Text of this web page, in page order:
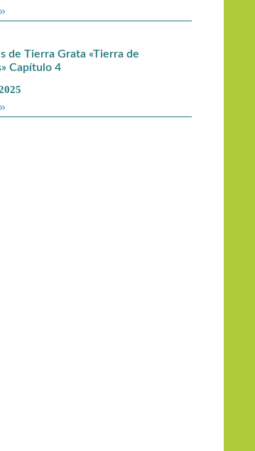
de Tierra Grata «Tierra de
Capítulo 4